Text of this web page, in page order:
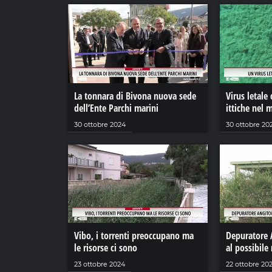
La tonnara di Bivona nuova sede
dell’Ente Parchi marini
30 ottobre 2024
Virus letale
ittiche nel
30 ottobre
Vibo, i torrenti preoccupano ma
le risorse ci sono
23 ottobre 2024
Depuratore
al possibile
22 ottobre